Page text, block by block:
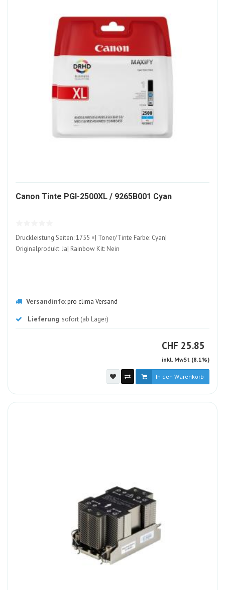
Canon Tinte PGI-2500XL / 9265B001 Cyan325307-
Druckleistung Seiten: 1755 ×| Toner/Tinte Farbe: Cyan|
Originalprodukt: Ja| Rainbow Kit: Nein
Versandinfo:pro clima Versand
Lieferung: sofort (ab Lager)
CHF CHF
25.85
inkl. MwSt (8.1%)
In den Warenkorb